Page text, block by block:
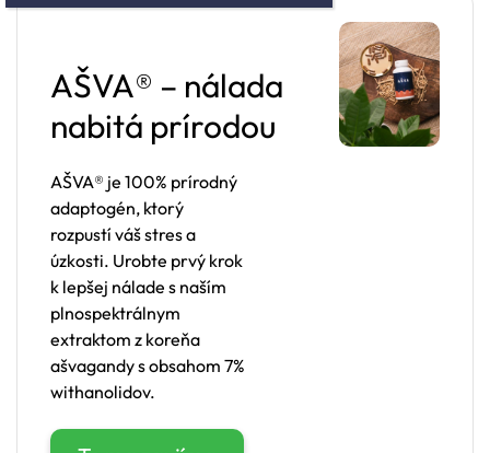
AŠVA® – nálada
nabitá prírodou
AŠVA® je 100% prírodný
adaptogén, ktorý
rozpustí váš stres a
úzkosti. Urobte prvý krok
k lepšej nálade s naším
plnospektrálnym
extraktom z koreňa
ašvagandy s obsahom 7%
withanolidov.